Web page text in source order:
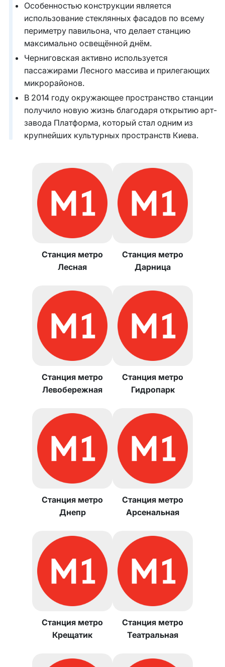
Особенностью конструкции является
использование стеклянных фасадов по всему
периметру павильона, что делает станцию
максимально освещённой днём.
Черниговская активно используется
пассажирами Лесного массива и прилегающих
микрорайонов.
В 2014 году окружающее пространство станции
получило новую жизнь благодаря открытию арт-
завода Платформа, который стал одним из
крупнейших культурных пространств Киева.
Станция метро
Лесная
Станция метро
Дарница
Станция метро
Левобережная
Станция метро
Гидропарк
Станция метро
Днепр
Станция метро
Арсенальная
Станция метро
Крещатик
Станция метро
Театральная